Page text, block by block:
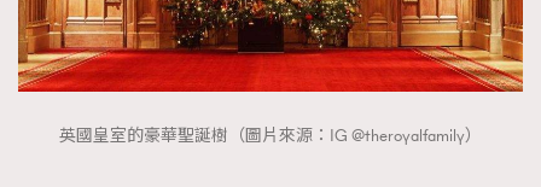
英國皇室的豪華聖誕樹（圖片來源：IG @theroyalfamily）